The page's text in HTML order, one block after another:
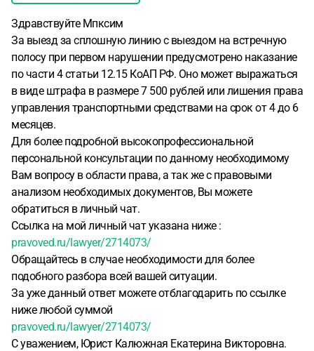
Здравствуйте Мпксим
За выезд за сплошную линию с выездом на встречную
полосу при первом нарушении предусмотрено наказание
по части 4 статьи 12.15 КоАП РФ. Оно может выражаться
в виде штрафа в размере 7 500 рублей или лишения права
управления транспортными средствами на срок от 4 до 6
месяцев.
Для более подробной высокопрофессиональной
персональной консультации по данному необходимому
Вам вопросу в области права, а так же с правовыми
анализом необходимых документов, Вы можете
обратиться в личный чат.
Ссылка на мой личный чат указана ниже :
pravoved.ru/lawyer/2714073/
Обращайтесь в случае необходимости для более
подобного разбора всей вашей ситуации.
За уже данный ответ можете отблагодарить по ссылке
ниже любой суммой
pravoved.ru/lawyer/2714073/
С уважением, Юрист Калюжная Екатерина Викторовна.